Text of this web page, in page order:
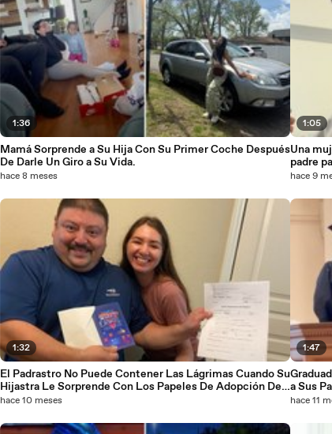
1:36
Mamá Sorprende a Su Hija Con Su Primer Coche Después
De Darle Un Giro a Su Vida.
hace 8 meses
1:32
El Padrastro No Puede Contener Las Lágrimas Cuando Su
Hijastra Le Sorprende Con Los Papeles De Adopción De
Adultos
hace 10 meses
1:05
Una
padre
nacido.
hace 9
1:47
a Sus
hace 11